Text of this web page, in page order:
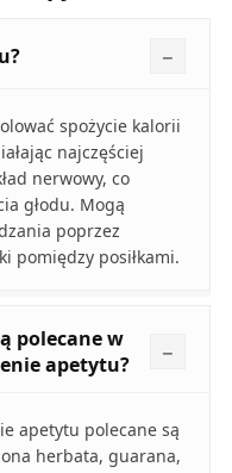
spożycie kalorii
najczęściej
nerwowy, co
głodu. Mogą
poprzez
pomiędzy posiłkami.
polecane w
apetytu?
apetytu polecane są
herbata, guarana,